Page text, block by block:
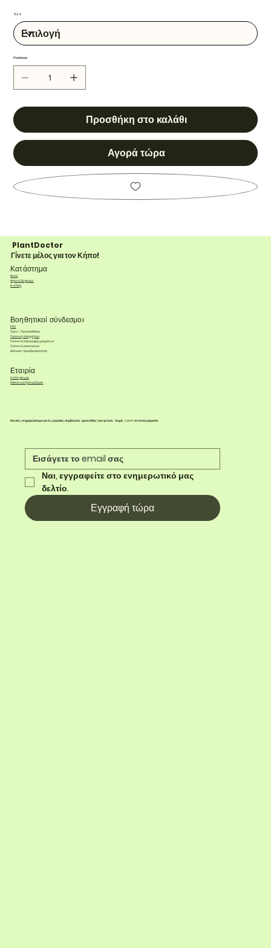
Size
Ποσότητα
Προσθήκη στο καλάθι
Αγορά τώρα
PlantDoctor
Γίνετε μέλος για τον Κήπο!
Κατάστημα
Φυτά
Φροντίδα φυτών
e-shop
Βοηθητικοί σύνδεσμοι
FAQ
Όροι & Προϋποθέσεις
Πολιτική απορρήτου
Πολιτική επιστροφής χρημάτων
Πολιτική αποστολών
Δήλωση προσβασιμότητας
Εταιρία
Η ιστορία μας
Επικοινωνήστε μαζί μας
Θα σας ενημερώσουμε για τις μηνιαίες συμβουλές φροντίδας των φυτών. Χωρίς spam, το υποσχόμαστε.
Ναι, εγγραφείτε στο ενημερωτικό μας
δελτίο.
Εγγραφή τώρα